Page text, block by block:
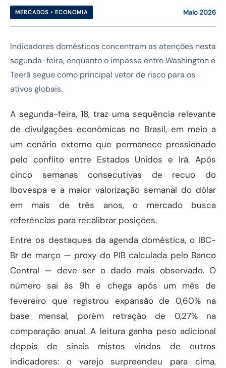
MERCADOS • ECONOMIA Maio 2026
Indicadores domésticos concentram as atenções nesta
segunda-feira, enquanto o impasse entre Washington e
Teerã segue como principal vetor de risco para os
ativos globais.
A segunda-feira, 18, traz uma sequência relevante
de divulgações econômicas no Brasil, em meio a
um cenário externo que permanece pressionado
pelo conflito entre Estados Unidos e Irã. Após
cinco semanas consecutivas de recuo do
Ibovespa e a maior valorização semanal do dólar
em mais de três anos, o mercado busca
referências para recalibrar posições.
Entre os destaques da agenda doméstica, o IBC-
Br de março — proxy do PIB calculada pelo Banco
Central — deve ser o dado mais observado. O
número sai às 9h e chega após um mês de
fevereiro que registrou expansão de 0,60% na
base mensal, porém retração de 0,27% na
comparação anual. A leitura ganha peso adicional
depois de sinais mistos vindos de outros
indicadores: o varejo surpreendeu para cima,